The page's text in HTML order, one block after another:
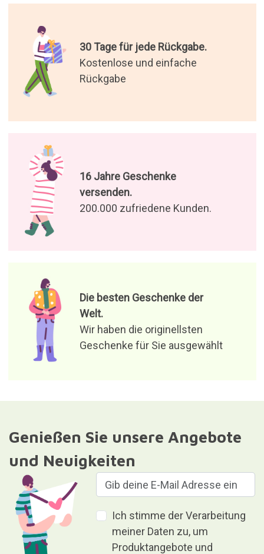
30 Tage für jede Rückgabe.
Kostenlose und einfache
Rückgabe
16 Jahre Geschenke
versenden.
200.000 zufriedene Kunden.
Die besten Geschenke der
Welt.
Wir haben die originellsten
Geschenke für Sie ausgewählt
Genießen Sie unsere Angebote
und Neuigkeiten
Ich stimme der Verarbeitung
meiner Daten zu, um
Produktangebote und